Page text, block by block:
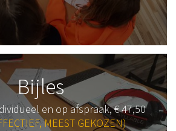
Bijles
en op afspraak, € 47,50
MEEST GEKOZEN)